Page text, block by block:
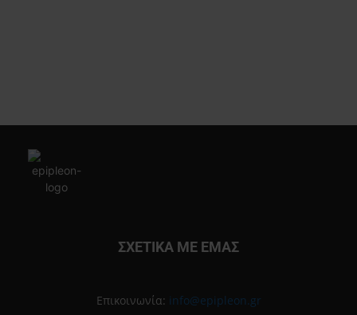
ΣΧΕΤΙΚΑ ΜΕ ΕΜΑΣ
Επικοινωνία: info@epipleon.gr